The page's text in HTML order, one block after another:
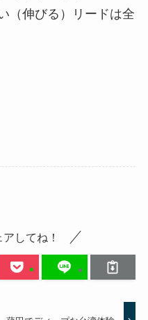
（伸びる）リードは全
してね！